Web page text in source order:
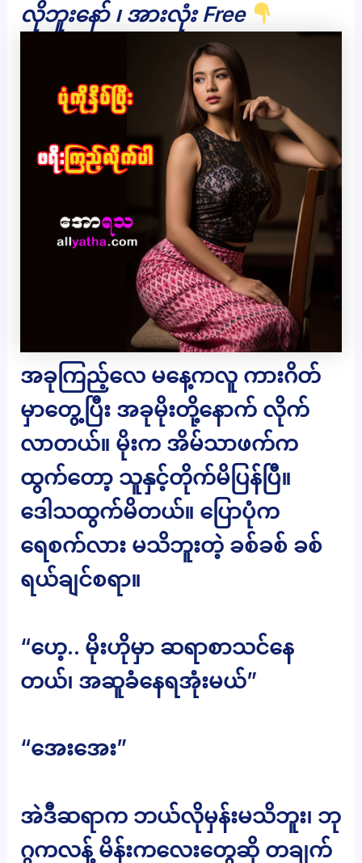
လိုဘူးနော် ၊ အားလုံး Free
အခုကြည့်လေ မနေ့ကလူ ကားဂိတ်
မှာတွေ့ပြီး အခုမိုးတို့နောက် လိုက်
လာတယ်။ မိုးက အိမ်သာဖက်က
ထွက်တော့ သူနှင့်တိုက်မိပြန်ပြီ။
ဒေါသထွက်မိတယ်။ ပြောပုံက
ရေစက်လား မသိဘူးတဲ့ ခစ်ခစ် ခစ်
ရယ်ချင်စရာ။
“ဟေ့.. မိုးဟိုမှာ ဆရာစာသင်နေ
တယ်၊ အဆူခံနေရအုံးမယ်”
“အေးအေး”
အဲဒီဆရာက ဘယ်လိုမှန်းမသိဘူး၊ ဘု
ဂွကလန့် မိန်းကလေးတွေဆို တချက်